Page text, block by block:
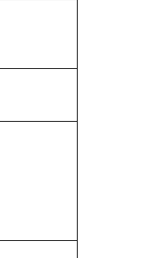
人之同意方可使用
失，本公司不負相關責
之用戶狀況，依本公司即
形，本公司將視審查結果
若發現惡意使用之情形，
度並採取法律行動。